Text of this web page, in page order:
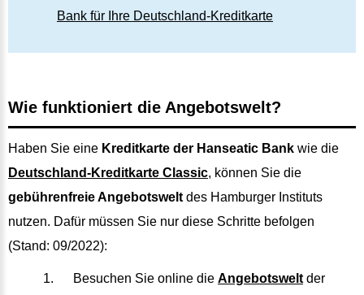
Bank für Ihre Deutschland-Kreditkarte
Wie funktioniert die Angebotswelt?
Haben Sie eine Kreditkarte der Hanseatic Bank wie die
Deutschland-Kreditkarte Classic, können Sie die
gebührenfreie Angebotswelt des Hamburger Instituts
nutzen. Dafür müssen Sie nur diese Schritte befolgen
(Stand: 09/2022):
Besuchen Sie online die Angebotswelt der